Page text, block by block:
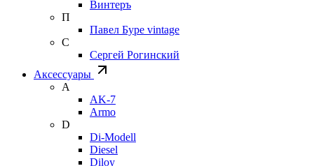
Винтеръ
П
Павел Буре vintage
С
Сергей Рогинский
Аксессуары
A
AK-7
Armo
D
Di-Modell
Diesel
Diloy